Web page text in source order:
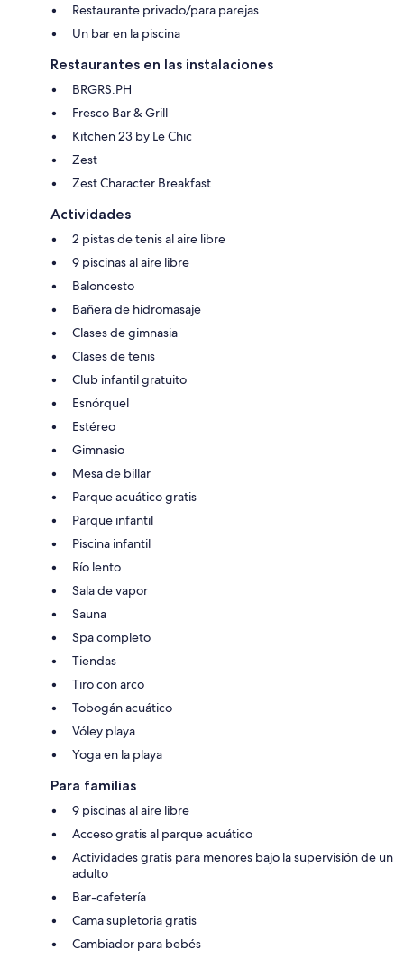
Restaurante privado/para parejas
Un bar en la piscina
Restaurantes en las instalaciones
BRGRS.PH
Fresco Bar & Grill
Kitchen 23 by Le Chic
Zest
Zest Character Breakfast
Actividades
2 pistas de tenis al aire libre
9 piscinas al aire libre
Baloncesto
Bañera de hidromasaje
Clases de gimnasia
Clases de tenis
Club infantil gratuito
Esnórquel
Estéreo
Gimnasio
Mesa de billar
Parque acuático gratis
Parque infantil
Piscina infantil
Río lento
Sala de vapor
Sauna
Spa completo
Tiendas
Tiro con arco
Tobogán acuático
Vóley playa
Yoga en la playa
Para familias
9 piscinas al aire libre
Acceso gratis al parque acuático
Actividades gratis para menores bajo la supervisión de un
adulto
Bar-cafetería
Cama supletoria gratis
Cambiador para bebés